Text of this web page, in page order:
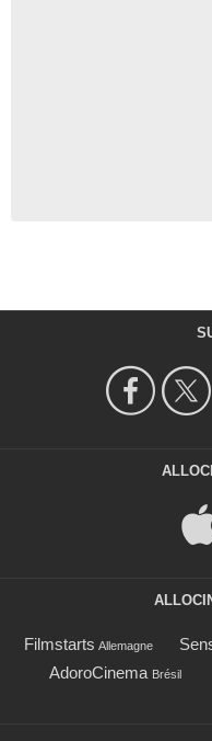
Filmstarts Allemagne
AdoroCinema Brésil